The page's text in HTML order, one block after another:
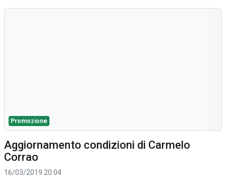
Promozione
Aggiornamento condizioni di Carmelo
Corrao
16/03/2019 20:04